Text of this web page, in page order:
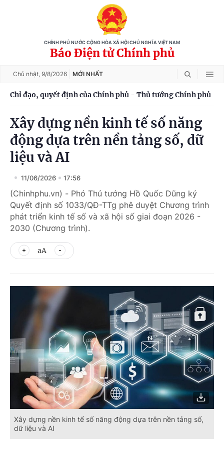
CHÍNH PHỦ NƯỚC CỘNG HÒA XÃ HỘI CHỦ NGHĨA VIỆT NAM
Báo Điện tử Chính phủ
Chủ nhật, 9/8/2026 MỚI NHẤT
Chỉ đạo, quyết định của Chính phủ - Thủ tướng Chính phủ
Xây dựng nền kinh tế số năng
động dựa trên nền tảng số, dữ
liệu và AI
11/06/2026 17:56
(Chinhphu.vn) - Phó Thủ tướng Hồ Quốc Dũng ký
Quyết định số 1033/QĐ-TTg phê duyệt Chương trình
phát triển kinh tế số và xã hội số giai đoạn 2026 -
2030 (Chương trình).
aA
Xây dựng nền kinh tế số năng động dựa trên nền tảng số,
dữ liệu và AI